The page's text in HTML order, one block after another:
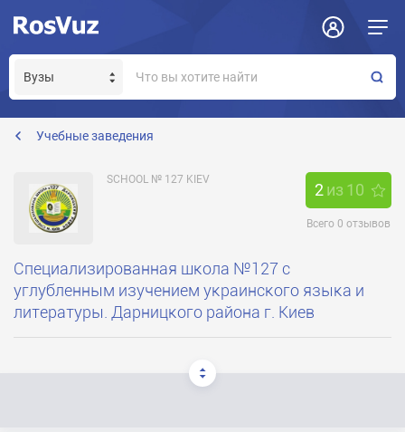
Учебные заведения
SCHOOL № 127 KIEV
2из 10
Всего 0 отзывов
Специализированная школа №127 с
углубленным изучением украинского языка и
литературы. Дарницкого района г. Киев
school127@ukr.net